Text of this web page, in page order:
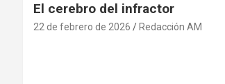
Marileidy Paulino: Orgullo
Dominicano que Brilla en las